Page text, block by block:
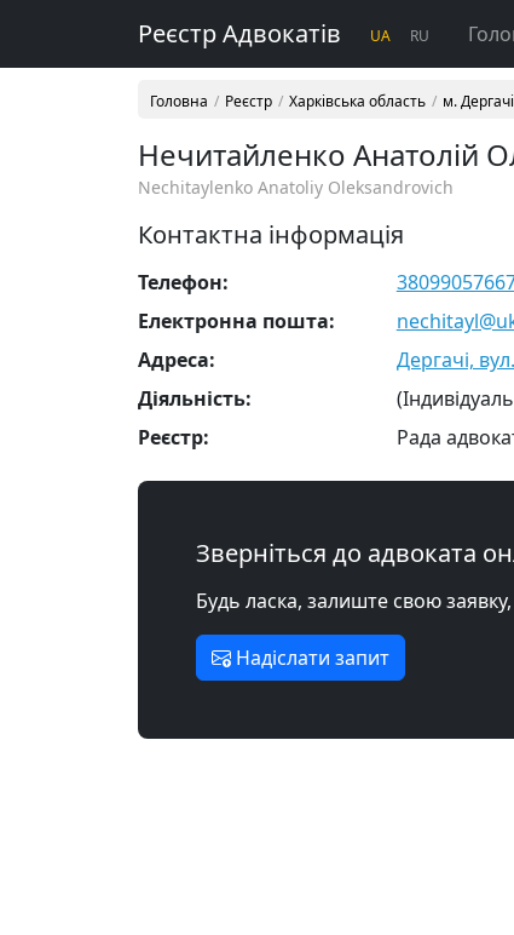
Реєстр Адвокатів UA RU
Головна Реєстр Харківська область м. Дергачі
Нечитайленко Анатолій
Nechitaylenko Anatoliy Oleksandrovich
Контактна інформація
Телефон:
Електронна пошта:
Адреса:
Дергачі,
Діяльність:
Реєстр:
Рада
Зверніться до адвоката
Будь ласка, залиште свою
Надіслати запит